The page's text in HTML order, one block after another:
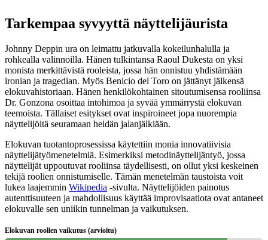
Tarkempaa syvyyttä näyttelijäurista
Johnny Deppin ura on leimattu jatkuvalla kokeilunhalulla ja
rohkealla valinnoilla. Hänen tulkintansa Raoul Dukesta on yksi
monista merkittävistä rooleista, jossa hän onnistuu yhdistämään
ironian ja tragedian. Myös Benicio del Toro on jättänyt jälkensä
elokuvahistoriaan. Hänen henkilökohtainen sitoutumisensa rooliinsa
Dr. Gonzona osoittaa intohimoa ja syvää ymmärrystä elokuvan
teemoista. Tällaiset esitykset ovat inspiroineet jopa nuorempia
näyttelijöitä seuramaan heidän jalanjälkiään.
Elokuvan tuotantoprosessissa käytettiin monia innovatiivisia
näyttelijätyömenetelmiä. Esimerkiksi metodinäyttelijäntyö, jossa
näyttelijät uppoutuvat rooliinsa täydellisesti, on ollut yksi keskeinen
tekijä roolien onnistumiselle. Tämän menetelmän taustoista voit
lukea laajemmin Wikipedia -sivulta. Näyttelijöiden painotus
autenttisuuteen ja mahdollisuus käyttää improvisaatiota ovat antaneet
elokuvalle sen uniikin tunnelman ja vaikutuksen.
Elokuvan roolien vaikutus (arvioitu)